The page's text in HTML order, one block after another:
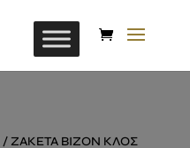
/ ZAKETA BIZON KΛΟΣ